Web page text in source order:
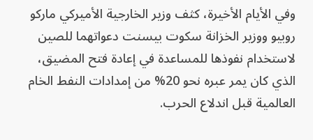
وفي الأيام الأخيرة، كثف وزير الخارجية الأميركي ماركو
روبيو ووزير الخزانة سكوت بيسنت دعواتهما للصين
لاستخدام نفوذها للمساعدة في إعادة فتح المضيق،
الذي كان يمر عبره نحو 20% من إمدادات النفط الخام
العالمية قبل اندلاع الحرب.